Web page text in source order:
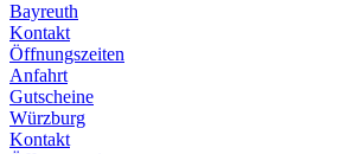
Bayreuth
Kontakt
Öffnungszeiten
Anfahrt
Gutscheine
Würzburg
Kontakt